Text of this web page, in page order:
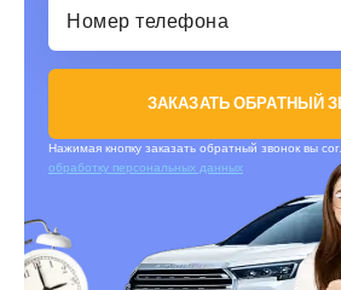
ЗАКАЗАТЬ ОБРАТНЫЙ
Нажимая кнопку заказать обратный звонок вы
обработку персональных данных